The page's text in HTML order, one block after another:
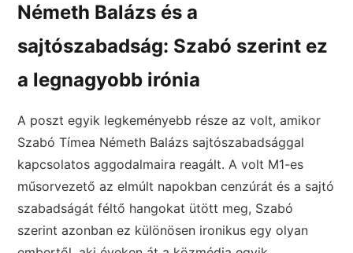
Németh Balázs és a
sajtószabadság: Szabó szerint ez
a legnagyobb irónia
A poszt egyik legkeményebb része az volt, amikor
Szabó Tímea Németh Balázs sajtószabadsággal
kapcsolatos aggodalmaira reagált. A volt M1-es
műsorvezető az elmúlt napokban cenzúrát és a sajtó
szabadságát féltő hangokat ütött meg, Szabó
szerint azonban ez különösen ironikus egy olyan